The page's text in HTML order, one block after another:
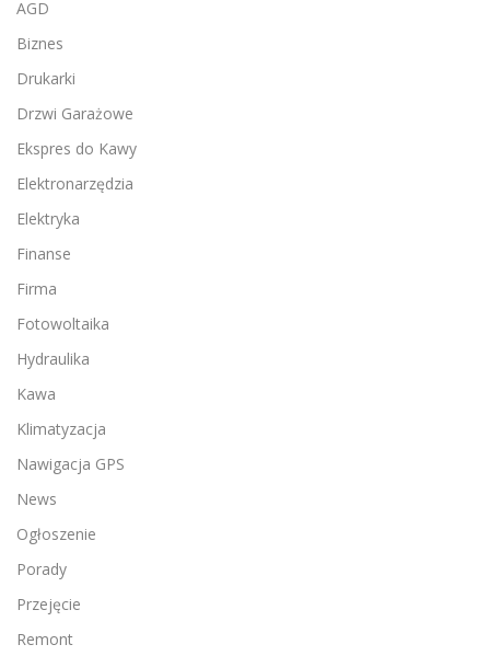
AGD
Biznes
Drukarki
Drzwi Garażowe
Ekspres do Kawy
Elektronarzędzia
Elektryka
Finanse
Firma
Fotowoltaika
Hydraulika
Kawa
Klimatyzacja
Nawigacja GPS
News
Ogłoszenie
Porady
Przejęcie
Remont